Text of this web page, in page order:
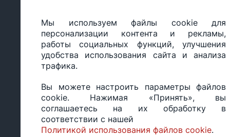
ООО «БИГ СТАР», УНП 490986593
Юридический адрес: 220035, Республика Беларусь,
ул.Тимирязева 65Б, оф.1107Б
Свидетельство о государственной регистрации:
14.03.2017.
Регистрация в Торговом реестре: №494648 от
Заказы, оформленные в рабочий день после 18:00, а
или праздники, обрабатываются на следующий
Оценка 4,4★★★★★на основе 13 отзывов.
Мы используем файлы cookie для
персонализации контента и рекламы,
работы социальных функций, улучшения
удобства использования сайта и анализа
трафика.
Вы можете настроить параметры файлов
cookie. Нажимая «Принять», вы
соглашаетесь на их обработку в
соответствии с нашей
Политикой использования файлов cookie.